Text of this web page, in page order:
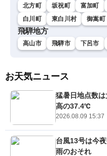
北方町
坂祝町 富加町
白川町
東白川村 御嵩町
飛騨地方
高山市 飛騨市 下呂市
お天気ニュース
猛暑日地点数
高の37.4℃
2026.08.09 15:37
台風13号は今
雨のおそれ